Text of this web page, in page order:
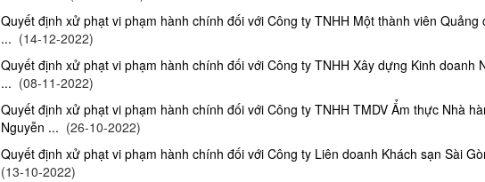
Quyết định xử phạt vi phạm hành chính đối với Công ty TNHH Một thành viên Quảng
... (14-12-2022)
Quyết định xử phạt vi phạm hành chính đối với Công ty TNHH Xây dựng Kinh doanh
... (08-11-2022)
Quyết định xử phạt vi phạm hành chính đối với Công ty TNHH TMDV Ẩm thực Nhà
Nguyễn ... (26-10-2022)
Quyết định xử phạt vi phạm hành chính đối với Công ty Liên doanh Khách sạn Sài
(13-10-2022)